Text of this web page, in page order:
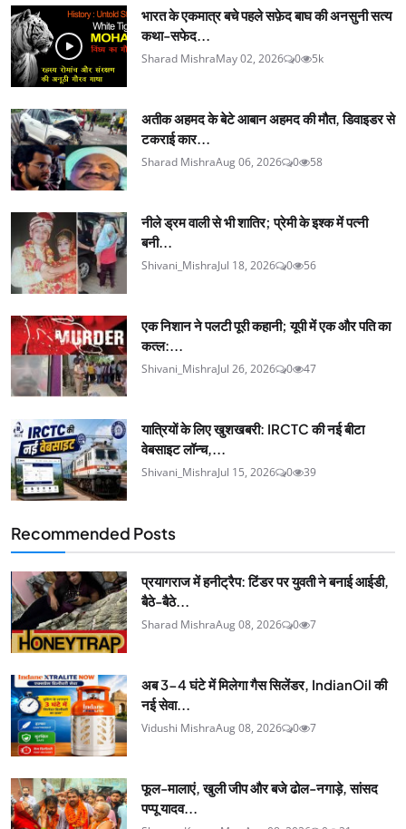
भारत के एकमात्र बचे पहले सफ़ेद बाघ की अनसुनी सत्य
कथा-सफेद...
Sharad MishraMay 02, 2026 0 5k
अतीक अहमद के बेटे आबान अहमद की मौत, डिवाइडर से
टकराई कार...
Sharad MishraAug 06, 2026 0 58
नीले ड्रम वाली से भी शातिर; प्रेमी के इश्‍क में पत्नी
बनी...
Shivani_MishraJul 18, 2026 0 56
एक निशान ने पलटी पूरी कहानी; यूपी में एक और पति का
कत्ल:...
Shivani_MishraJul 26, 2026 0 47
यात्रियों के लिए खुशखबरी: IRCTC की नई बीटा
वेबसाइट लॉन्च,...
Shivani_MishraJul 15, 2026 0 39
Recommended Posts
प्रयागराज में हनीट्रैप: टिंडर पर युवती ने बनाई आईडी,
बैठे-बैठे...
Sharad MishraAug 08, 2026 0 7
अब 3-4 घंटे में मिलेगा गैस सिलेंडर, IndianOil की
नई सेवा...
Vidushi MishraAug 08, 2026 0 7
फूल-मालाएं, खुली जीप और बजे ढोल-नगाड़े, सांसद
पप्पू यादव...